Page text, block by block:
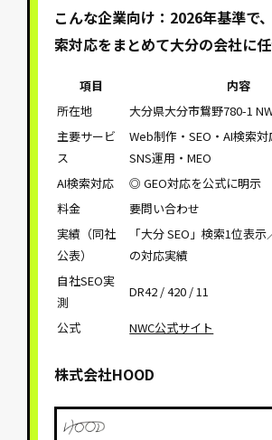
こんな企業向け：2026年基準で
索対応をまとめて大分の会社に任
項目
内容
所在地
大分県大分市鴛野780-1
主要サービ
ス
Web制作・SEO・AI検索対
SNS運用・MEO
AI検索対応
◎ GEO対応を公式に明示
料金
要問い合わせ
実績（同社
公表）
「大分 SEO」検索1位表
の対応実績
自社SEO実
測
DR42 / 420 / 11
公式 NWC公式サイト
株式会社HOOD